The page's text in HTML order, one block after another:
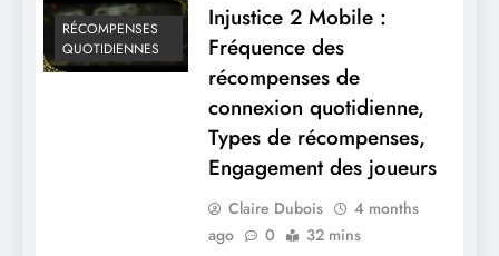
RÉCOMPENSES
QUOTIDIENNES
Injustice 2 Mobile :
Fréquence des
récompenses de
connexion quotidienne,
Types de récompenses,
Engagement des joueurs
Claire Dubois
4 months
ago
0 32 mins